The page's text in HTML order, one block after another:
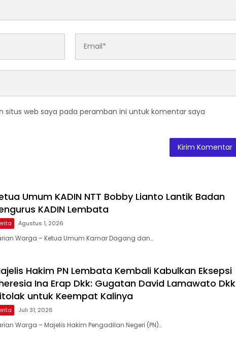
situs web saya pada peramban ini untuk komentar saya
Umum KADIN NTT Bobby Lianto Lantik Badan
KADIN Lembata
Agustus 1, 2026
Warga – Ketua Umum Kamar Dagang dan…
Hakim PN Lembata Kembali Kabulkan Eksepsi
Ina Erap Dkk: Gugatan David Lamawato Dkk
untuk Keempat Kalinya
Juli 31, 2026
Warga – Majelis Hakim Pengadilan Negeri (PN)…